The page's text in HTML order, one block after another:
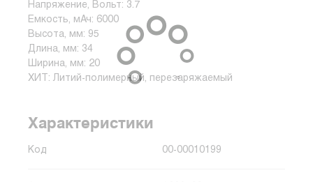
Напряжение, Вольт: 3.7
Емкость, мАч: 6000
Высота, мм: 95
Длина, мм: 34
Ширина, мм: 20
ХИТ: Литий-полимерный, перезаряжаемый
Характеристики
Код 00-00010199